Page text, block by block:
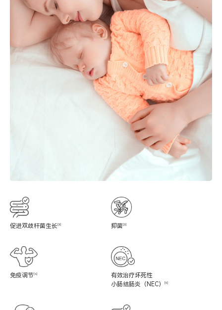
促进双歧杆菌生长[3] 抑菌[3]
免疫调节[4]
有效治疗坏死性
小肠结肠炎（NEC）
[5]